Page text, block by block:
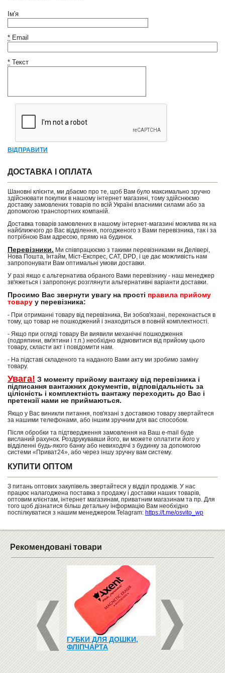
Ім'я
* Email
* Текст
ВІДПРАВИТИ
ДОСТАВКА І ОПЛАТА
Шановні клієнти, ми дбаємо про те, щоб Вам було максимально зручно
здійснювати покупки в нашому інтернет магазині, тому здійснюємо
доставку замовлених товарів по всій Україні власними силами або за
допомогою транспортних компаній.
Доставка товарів замовлених в нашому інтернет-магазині можлива як на
найближчого до Вас відділення, погодженого з Вами перевізника, так і за
потрібною Вам адресою, прямо на будинок.
Перевізники. Ми співпрацюємо з такими перевізниками як Делівері,
Нова Пошта, Інтайм, Міст-Експрес, САТ, DPD, і це дає можливість нам
запропонувати Вам оптимальні умови доставки.
У разі якщо є альтернатива обраного Вами перевізнику - наш менеджер
зв'яжеться і запропонує розглянути альтернативні варіанти доставки.
Просимо Вас звернути увагу на прості правила прийому
товару у перевізника:
- При отриманні товару від перевізника, Ви зобов'язані, переконається в
тому, що товар не пошкоджений і знаходиться в повній комплектності.
- Якщо при огляді товару Ви виявили механічні пошкодження
(подряпини, вм'ятини і т.п.) необхідно відмовитися від прийому цього
товару, скласти акт і повідомити нам.
- На підставі складеного та наданого Вами акту ми зробимо заміну
товару.
Увага! З моменту прийому вантажу від перевізника і
підписання вантажних документів, відповідальність за
цілісність і комплектність вантажу переходить до Вас і
претензії нами не приймаються.
Якщо у Вас виникли питання, пов'язані з доставкою товару звертайтеся
за нашими телефонами, або іншим зручним для вас способом.
Після обробки та підтвердження замовлення на Ваш e-mail буде
висланий рахунок. Роздрукувавши його, ви можете оплатити його у
відділенні будь-якого банку або невиходячі з будинку за допомогою
системи «Приват24», або через іншу зручну вам систему.
КУПИТИ ОПТОМ
З питань оптових закупівель звертайтеся у відділ продажів. У нас
працює налагоджена поставка з продажу і доставки наших товарів,
оптовим клієнтам, інтернет магазинам, приватним магазинам та пр. Для
того щоб дізнатися більш детальну інформацію Вам необхідно
поспілкуватися з нашим менеджером.Telagram: https://t.me/osvito_wp
Рекомендовані товари
- KIDIZOOM
ГУБКИ ДЛЯ ДОШКИ,
ФЛІПЧАРТА
ДИТЯЧІ БАТУТИ